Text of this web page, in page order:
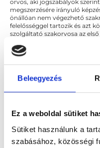
Beleegyezés
Ez a weboldal sütiket
Sütiket használunk a
szabásához, közösségi
orvos, aki jogszabályok
megszerzésére irányuló
önállóan nem végezhető
felelősséggel tartozik és azt
szolgáltató szakorvosa az
felelősségét kizárja
és szakorvosjelölt esetén.
Főoldal
Dermatoonkológiai 3